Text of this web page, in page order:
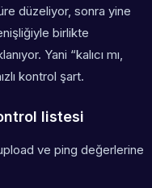
düzeliyor, sonra yine
birlikte
Yani “kalıcı mı,
kontrol şart.
listesi
ve ping değerlerine